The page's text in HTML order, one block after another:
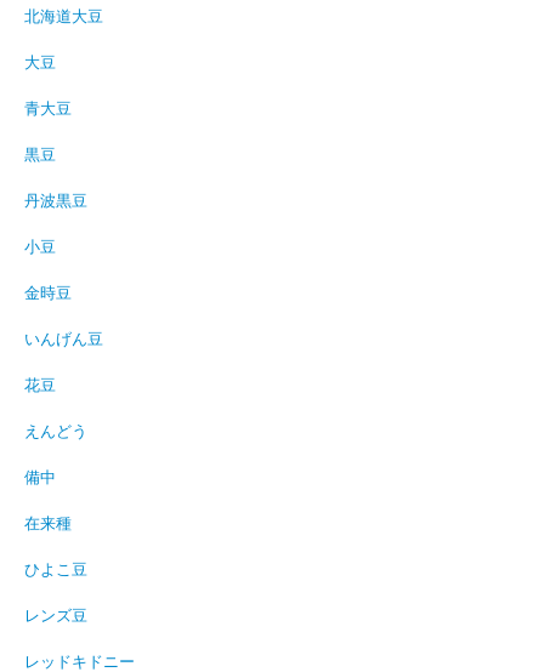
北海道大豆
大豆
青大豆
黒豆
丹波黒豆
小豆
金時豆
いんげん豆
花豆
えんどう
備中
在来種
ひよこ豆
レンズ豆
レッドキドニー